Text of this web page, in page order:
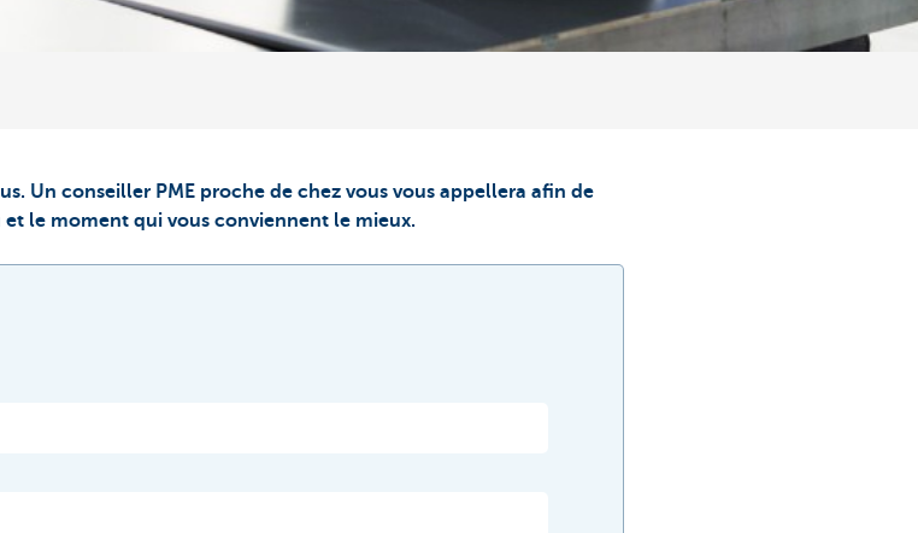
Un conseiller PME proche de chez vous vous appellera afin de
le moment qui vous conviennent le mieux.